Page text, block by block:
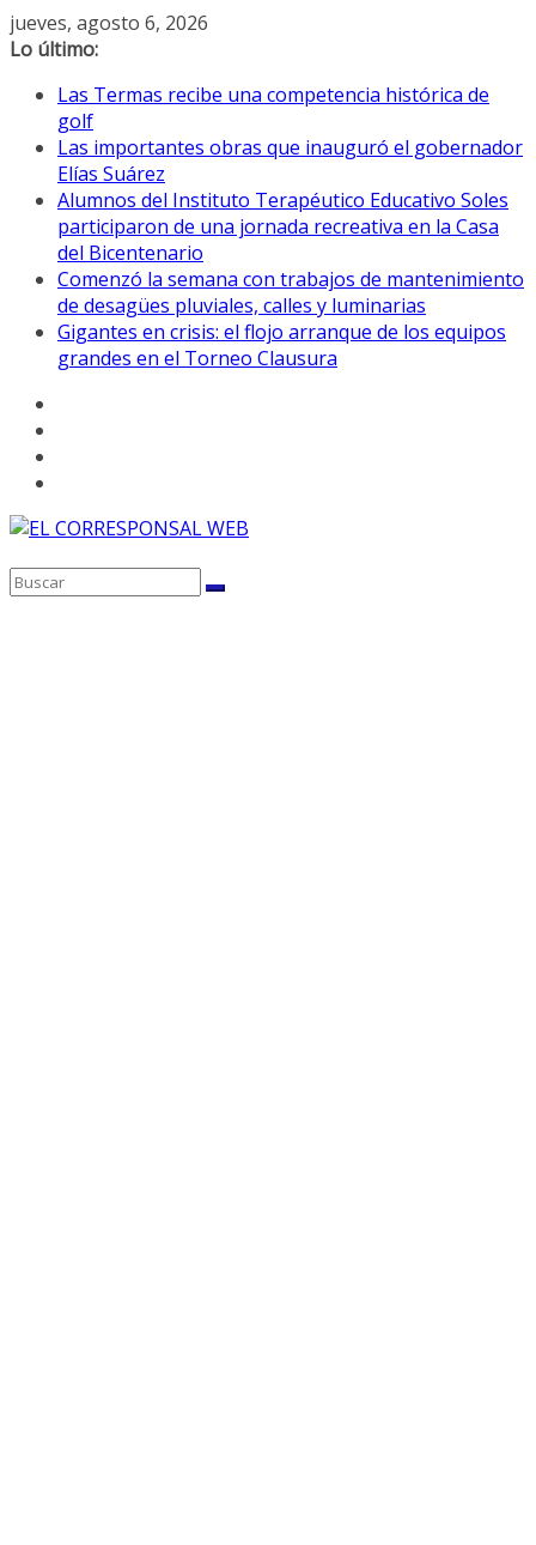
Saltar
al
jueves, agosto 6, 2026
Lo último:
Las Termas recibe una competencia histórica de
golf
Las importantes obras que inauguró el gobernador
Elías Suárez
Alumnos del Instituto Terapéutico Educativo Soles
participaron de una jornada recreativa en la Casa
del Bicentenario
Comenzó la semana con trabajos de mantenimiento
de desagües pluviales, calles y luminarias
Gigantes en crisis: el flojo arranque de los equipos
grandes en el Torneo Clausura